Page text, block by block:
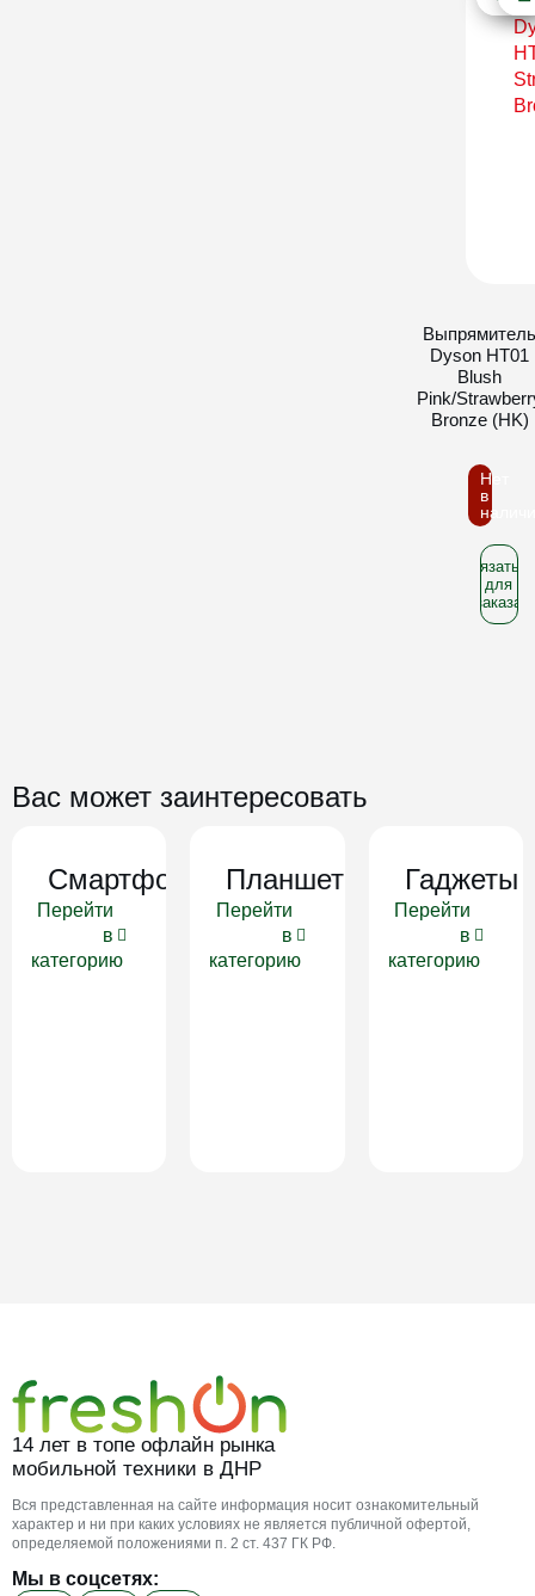
Dyson HT01
Blush
Pink/
Bronze (HK)
Нет
в
для
заказа
Вас может заинтересовать
Смартфоны
Перейти
в
категорию
Планшеты
Перейти
в
категорию
Гаджеты
Перейти
в
категорию
14 лет в топе офлайн рынка
мобильной техники в ДНР
Вся представленная на сайте информация носит ознакомительный
характер и ни при каких условиях не является публичной офертой,
определяемой положениями п. 2 ст. 437 ГК РФ.
Мы в соцсетях: